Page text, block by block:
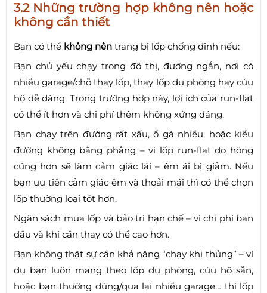
3.2 Những trường hợp không nên hoặc
không cần thiết
Bạn có thể không nên trang bị lốp chống đinh nếu:
Bạn chủ yếu chạy trong đô thị, đường ngắn, nơi có
nhiều garage/chỗ thay lốp, thay lốp dự phòng hay cứu
hộ dễ dàng. Trong trường hợp này, lợi ích của run-flat
có thể ít hơn và chi phí thêm không xứng đáng.
Bạn chạy trên đường rất xấu, ổ gà nhiều, hoặc kiểu
đường không bằng phẳng – vì lốp run-flat do hông
cứng hơn sẽ làm cảm giác lái – êm ái bị giảm. Nếu
bạn ưu tiên cảm giác êm và thoải mái thì có thể chọn
lốp thường loại tốt hơn.
Ngân sách mua lốp và bảo trì hạn chế – vì chi phí ban
đầu và khi cần thay có thể cao hơn.
Bạn không thật sự cần khả năng “chạy khi thủng” – ví
dụ bạn luôn mang theo lốp dự phòng, cứu hộ sẵn,
hoặc bạn thường dừng/qua lại nhiều garage… thì lốp